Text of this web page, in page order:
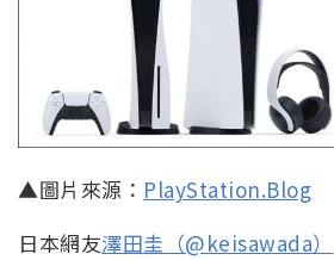
▲圖片來源： PlayStation.Blog
日本網友澤田圭（@keisawada）